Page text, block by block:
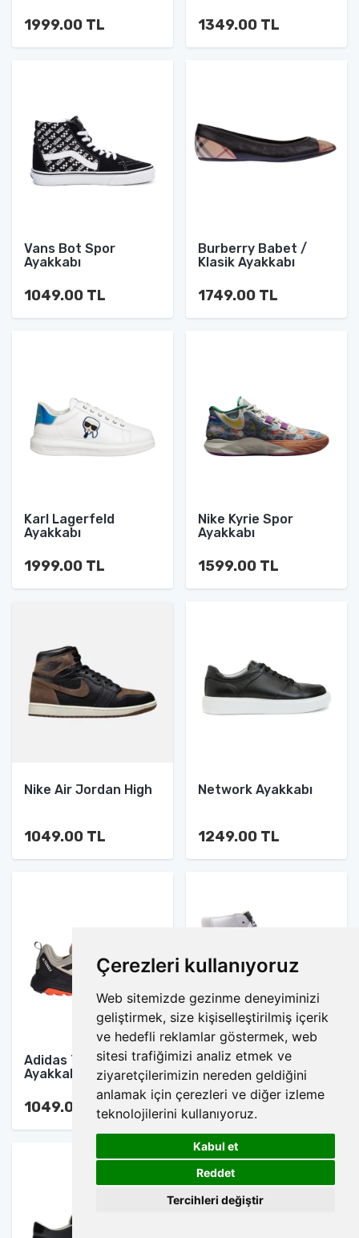
Çerezleri kullanıyoruz
Web sitemizde gezinme deneyiminizi
geliştirmek, size kişiselleştirilmiş içerik
ve hedefli reklamlar göstermek, web
sitesi trafiğimizi analiz etmek ve
ziyaretçilerimizin nereden geldiğini
anlamak için çerezleri ve diğer izleme
teknolojilerini kullanıyoruz.
Kabul et
Reddet
Tercihleri değiştir
1999.00 TL 1349.00 TL
Vans Bot Spor
Ayakkabı
1049.00 TL
Burberry Babet /
Klasik Ayakkabı
1749.00 TL
Karl Lagerfeld
Ayakkabı
1999.00 TL
Nike Kyrie Spor
Ayakkabı
1599.00 TL
Nike Air Jordan High
1049.00 TL
Network Ayakkabı
1249.00 TL
Adidas Terrex Spor
Ayakkabı
1049.00 TL
Nike Blazer Mid Spor
Ayakkabı
1049.00 TL